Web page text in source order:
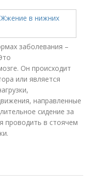
заболевания –
Он происходит
или является
направленные
сидение за
в стоячем